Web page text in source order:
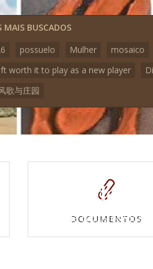
MAIS BUSCADOS
possuelo Mulher
mosaico
worth it to play as a new player
歌与庄园
DOCUMENTOS
Vídeos
Veja todos os vídeos